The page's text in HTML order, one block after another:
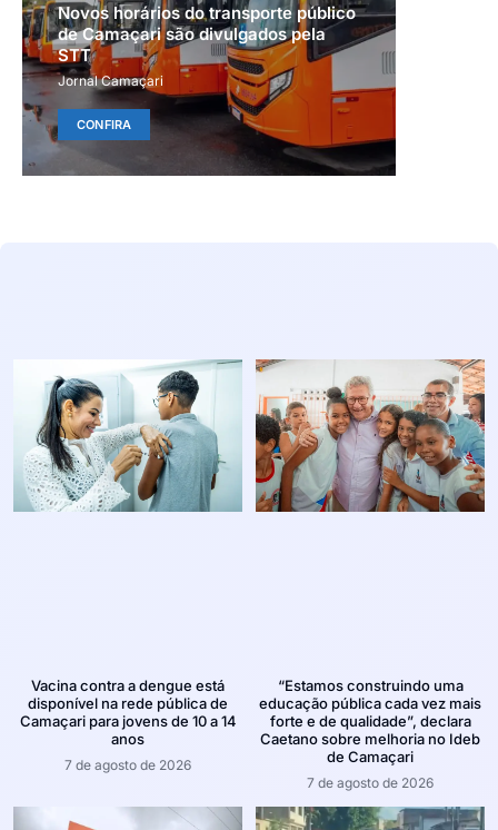
Novos horários do transporte público
de Camaçari são divulgados pela
STT
Jornal Camaçari
CONFIRA
Vacina contra a dengue está
disponível na rede pública de
Camaçari para jovens de 10 a 14
anos
7 de agosto de 2026
“Estamos construindo uma
educação pública cada vez mais
forte e de qualidade”, declara
Caetano sobre melhoria no Ideb
de Camaçari
7 de agosto de 2026